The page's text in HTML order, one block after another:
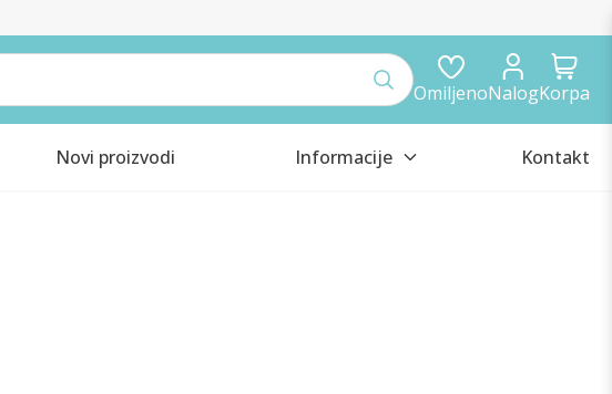
OmiljenoNalogKorpa
Novi proizvodi Informacije Kontakt